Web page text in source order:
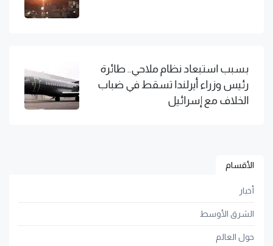
بسبب استبعاد نظام ملاحي.. طائرة
رئيس وزراء أيرلندا تسقط في ضباب
الخلاف مع إسرائيل
الأقسام
أخبار
الشرق الأوسط
حول العالم